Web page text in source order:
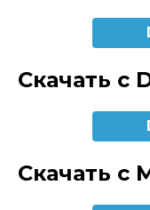
Скачать с
Скачать с